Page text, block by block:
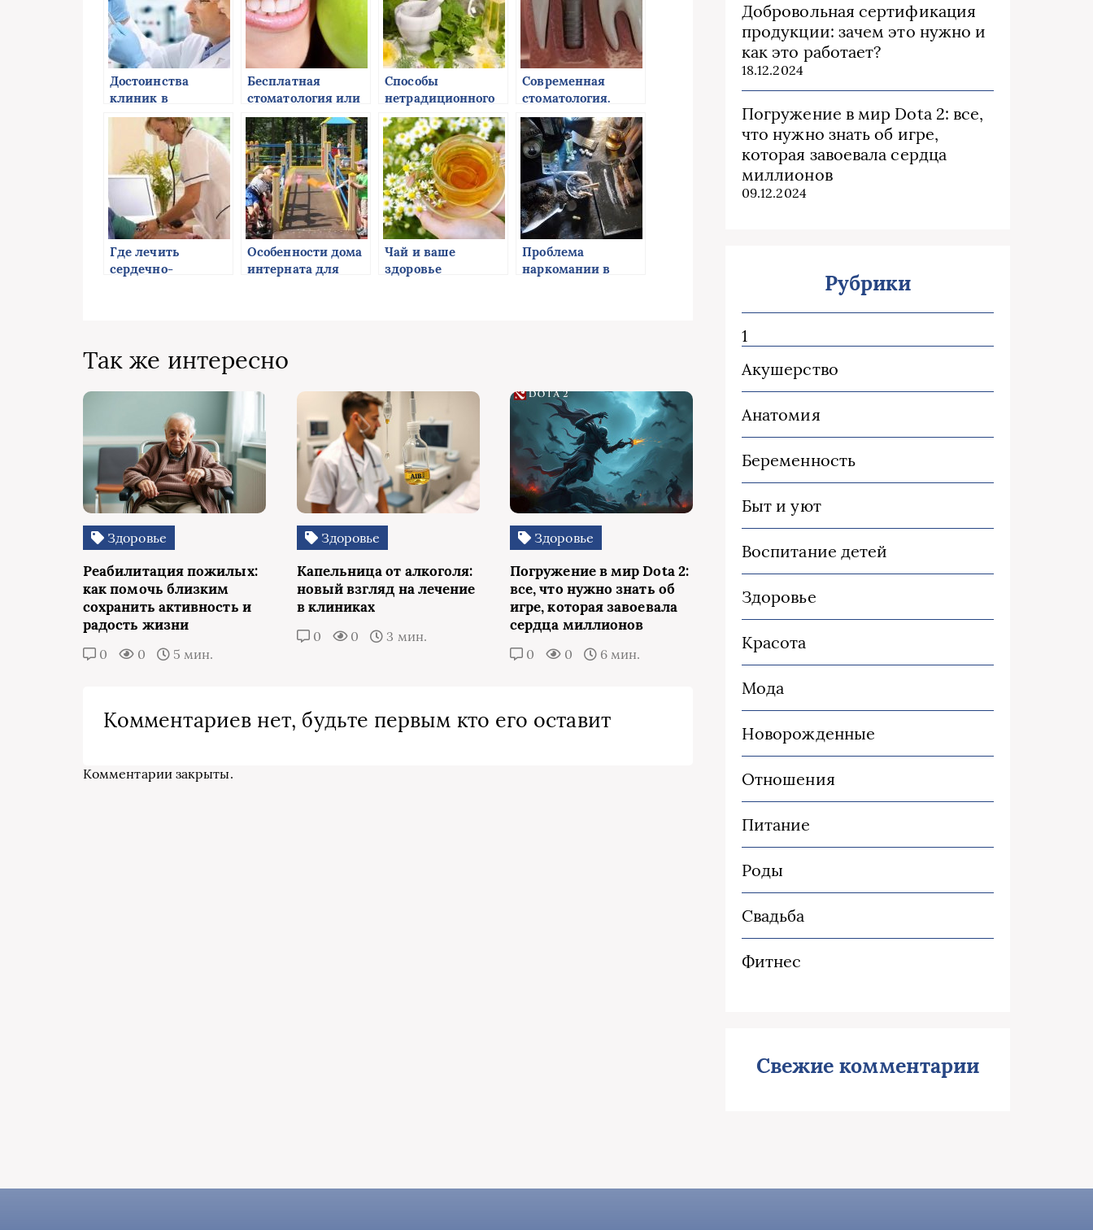
Достоинства
клиник в
Германии
Бесплатная
стоматология или
платная?
Способы
нетрадиционного
лечения
Современная
стоматология.
Некоторые
особенности
Где лечить
сердечно-
Особенности дома
интерната для
Чай и ваше
здоровье
Проблема
наркомании в
Так же интересно
Здоровье
Реабилитация пожилых:
как помочь близким
сохранить активность и
радость жизни
0 0 5 мин.
Здоровье
Капельница от алкоголя:
новый взгляд на лечение
в клиниках
0 0 3 мин.
Здоровье
Погружение в мир Dota 2:
все, что нужно знать об
игре, которая завоевала
сердца миллионов
0 0 6 мин.
Комментариев нет, будьте первым кто его оставит
Комментарии закрыты.
Добровольная сертификация
продукции: зачем это нужно и
как это работает?
18.12.2024
Погружение в мир Dota 2: все,
что нужно знать об игре,
которая завоевала сердца
миллионов
09.12.2024
Рубрики
1
Акушерство
Анатомия
Беременность
Быт и уют
Воспитание детей
Здоровье
Красота
Мода
Новорожденные
Отношения
Питание
Роды
Свадьба
Фитнес
Свежие комментарии